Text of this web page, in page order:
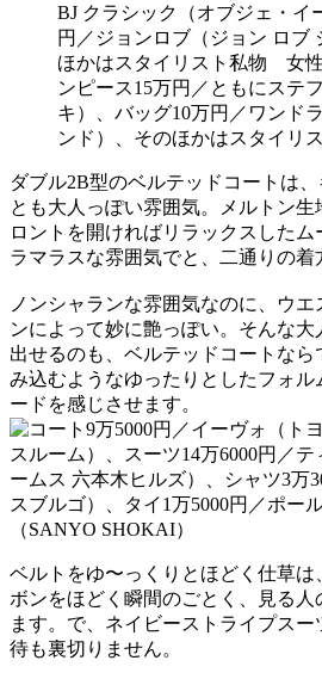
BJ クラシック（オブジェ・イ
円／ジョンロブ（ジョン ロブ
ほかはスタイリスト私物 女
ンピース15万円／ともにステ
キ）、バッグ10万円／ワンド
ンド）、そのほかはスタイリ
ダブル2B型のベルテッドコートは
とも大人っぽい雰囲気。メルトン
ロントを開ければリラックスした
ラマラスな雰囲気でと、二通りの着
ノンシャランな雰囲気なのに、ウ
ンによって妙に艶っぽい。そんな
出せるのも、ベルテッドコートな
み込むようなゆったりとしたフォル
ードを感じさせます。
ベルトをゆ〜っくりとほどく仕草は
ボンをほどく瞬間のごとく、見る
ます。で、ネイビーストライプス
待も裏切りません。